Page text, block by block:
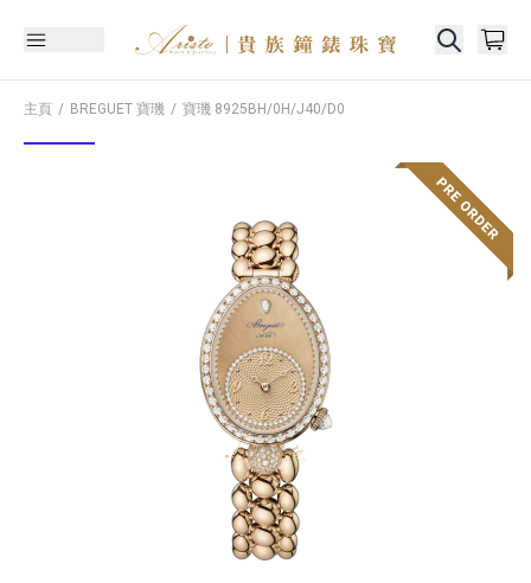
主頁 BREGUET 寶璣 寶璣 8925BH/0H/J40/D0